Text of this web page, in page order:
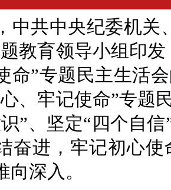
共中央纪委机关
教育领导小组印
命”专题民主生活
、牢记使命”专题
”、坚定“四个自
奋进，牢记初心
向深入。